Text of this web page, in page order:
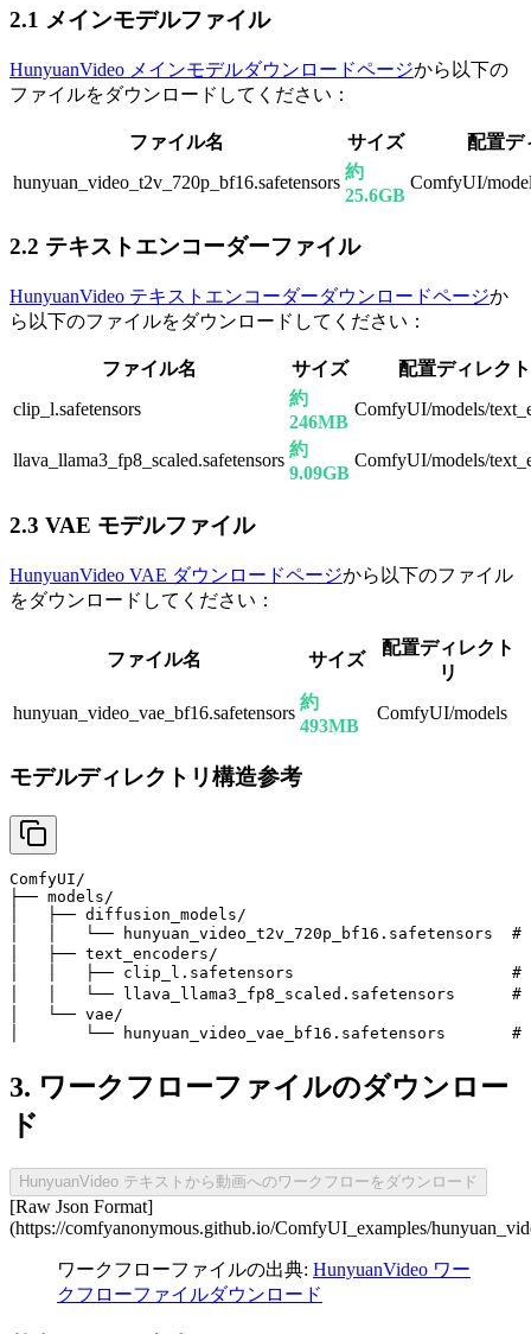
2.1 メインモデルファイル
HunyuanVideo メインモデルダウンロードページから以下の
ファイルをダウンロードしてください：
ファイル名 サイズ
配置デ
hunyuan_video_t2v_720p_bf16.safetensors
約
25.6GB
ComfyUI/
2.2 テキストエンコーダーファイル
HunyuanVideo テキストエンコーダーダウンロードページか
ら以下のファイルをダウンロードしてください：
ファイル名 サイズ
配置ディレク
clip_l.safetensors
約
246MB
ComfyUI/models/
llava_llama3_fp8_scaled.safetensors
約
9.09GB
ComfyUI/models/
2.3 VAE モデルファイル
HunyuanVideo VAE ダウンロードページから以下のファイル
をダウンロードしてください：
ファイル名 サイズ
配置ディレクト
リ
hunyuan_video_vae_bf16.safetensors
約
493MB
ComfyUI/models
モデルディレクトリ構造参考
ComfyUI/
├── models/
│   ├── diffusion_models/
│   │   └── hunyuan_video_t2v_720p_bf16.safetensors  # メ
│   ├── text_encoders/
│   │   ├── clip_l.safetensors                       # CLIP
│   │   └── llava_llama3_fp8_scaled.safetensors      #
│   └── vae/
│       └── hunyuan_video_vae_bf16.safetensors       #
3. ワークフローファイルのダウンロー
ド
HunyuanVideo テキストから動画へのワークフローをダウンロード
[Raw Json Format]
(https://comfyanonymous.github.io/ComfyUI_examples/
ワークフローファイルの出典: HunyuanVideo ワー
クフローファイルダウンロード